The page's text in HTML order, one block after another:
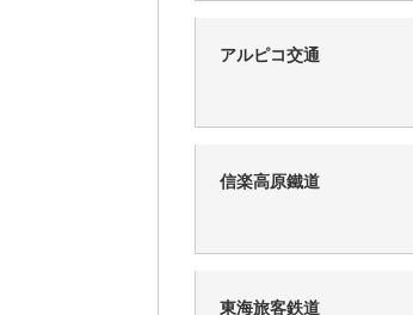
アルピコ交通
信楽高原鐵道
東海旅客鉄道